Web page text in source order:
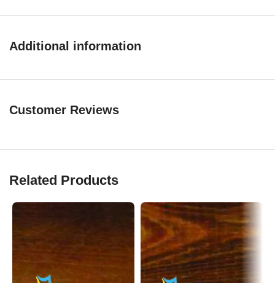
Additional information
Customer Reviews
Related Products